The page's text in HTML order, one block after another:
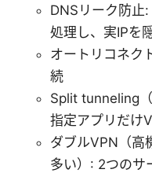
DNSリーク防止
処理し、実IPを
オートリコネク
続
Split tunneling
指定アプリだけ
ダブルVPN（高
多い）: 2つのサ